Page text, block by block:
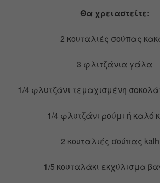
Θα χρειαστείτε:
2 κουταλιές σούπας
3 φλιτζάνια γάλα
1/4 φλυτζάνι τεμαχισμένη
1/4 φλυτζάνι ρούμι ή καλό
2 κουταλιές σούπας
1/5 κουταλάκι εκχύλισμα